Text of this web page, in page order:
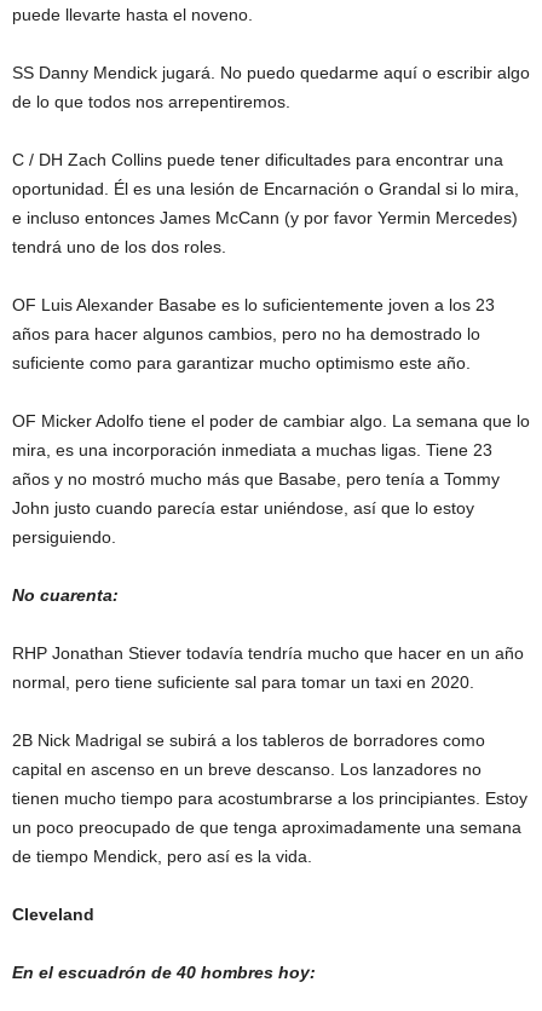
puede llevarte hasta el noveno.
SS Danny Mendick jugará. No puedo quedarme aquí o escribir algo
de lo que todos nos arrepentiremos.
C / DH Zach Collins puede tener dificultades para encontrar una
oportunidad. Él es una lesión de Encarnación o Grandal si lo mira,
e incluso entonces James McCann (y por favor Yermin Mercedes)
tendrá uno de los dos roles.
OF Luis Alexander Basabe es lo suficientemente joven a los 23
años para hacer algunos cambios, pero no ha demostrado lo
suficiente como para garantizar mucho optimismo este año.
OF Micker Adolfo tiene el poder de cambiar algo. La semana que lo
mira, es una incorporación inmediata a muchas ligas. Tiene 23
años y no mostró mucho más que Basabe, pero tenía a Tommy
John justo cuando parecía estar uniéndose, así que lo estoy
persiguiendo.
No cuarenta:
RHP Jonathan Stiever todavía tendría mucho que hacer en un año
normal, pero tiene suficiente sal para tomar un taxi en 2020.
2B Nick Madrigal se subirá a los tableros de borradores como
capital en ascenso en un breve descanso. Los lanzadores no
tienen mucho tiempo para acostumbrarse a los principiantes. Estoy
un poco preocupado de que tenga aproximadamente una semana
de tiempo Mendick, pero así es la vida.
Cleveland
En el escuadrón de 40 hombres hoy: